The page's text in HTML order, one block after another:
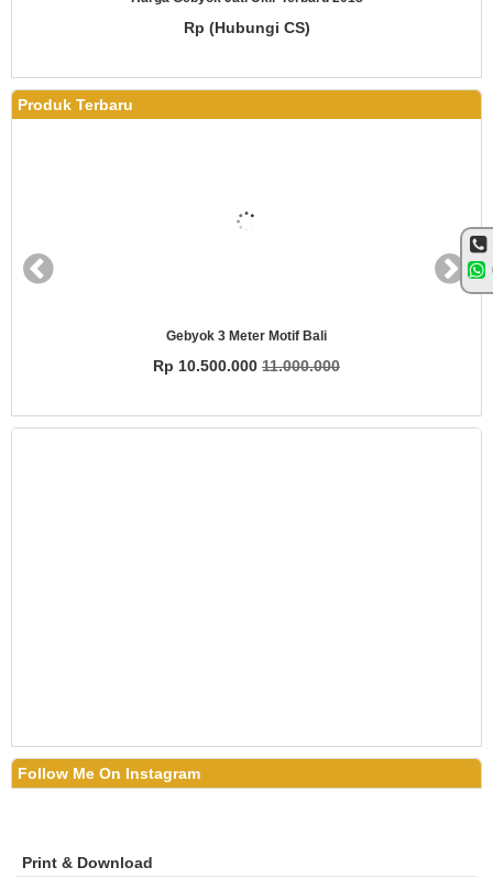
Rp (Hubungi CS)
Produk Terbaru
Gebyok 3 Meter Motif Bali
Rp 10.500.000 11.000.000
Follow Me On Instagram
Print & Download